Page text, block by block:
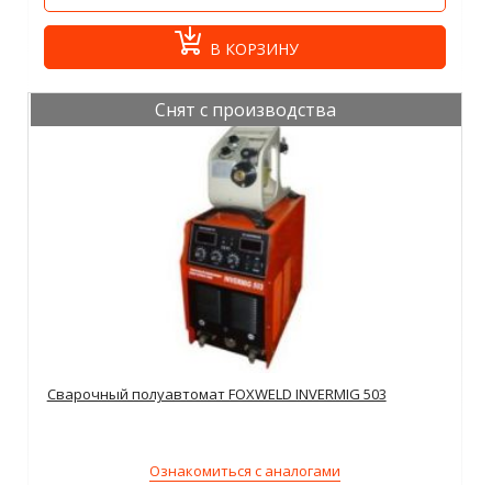
В КОРЗИНУ
Снят с производства
Сварочный полуавтомат FOXWELD INVERMIG 503
Ознакомиться с аналогами